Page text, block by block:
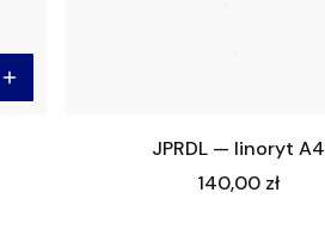
JPRDL — linoryt A4
Cena
140,00 zł